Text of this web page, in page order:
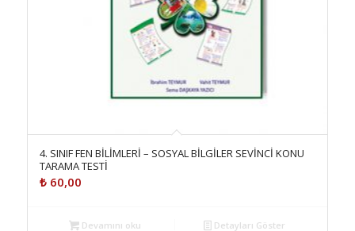
4. SINIF FEN BİLİMLERİ – SOSYAL BİLGİLER SEVİNCİ KONU
TARAMA TESTİ
₺60,00
Devamını oku Detayları Göster